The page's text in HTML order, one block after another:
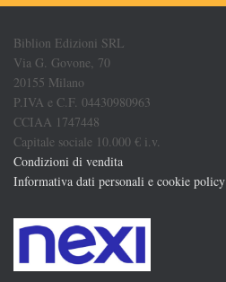
Biblion Edizioni SRL
Via G. Govone, 70
20155 Milano
P.IVA e C.F. 04430980963
CCIAA 1747448
Capitale sociale 10.000 € i.v.
Condizioni di vendita
Informativa dati personali e cookie policy